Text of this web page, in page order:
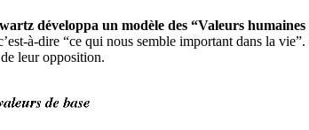
développa un modèle des “Valeurs humaines
à-dire “ce qui nous semble important dans la
leur opposition.